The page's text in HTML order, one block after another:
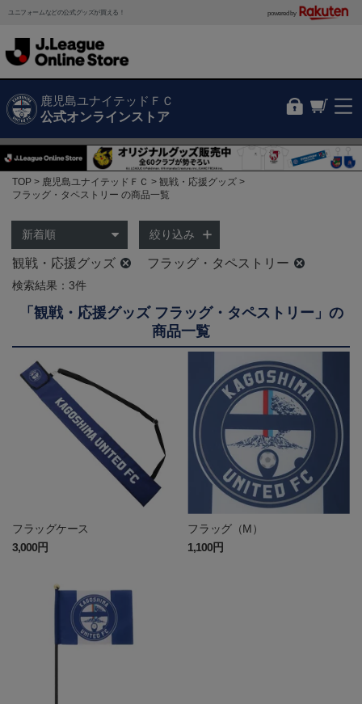
ユニフォームなどの公式グッズが買える！ powered by
鹿児島ユナイテッドＦＣ
公式オンラインストア
TOP 鹿児島ユナイテッドＦＣ
観戦・応援グッズ
フラッグ・タペストリー の商品一覧
絞り込み
観戦・応援グッズ フラッグ・タペストリー
検索結果：3件
「観戦・応援グッズ フラッグ・タペストリー」の
商品一覧
フラッグケース
3,000円
フラッグ（M）
1,100円